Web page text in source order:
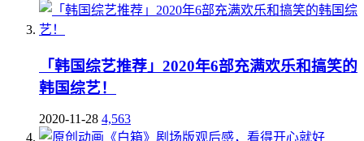
「韩国综艺推荐」2020年6部充满欢乐和搞笑的
韩国综艺！
2020-11-28 4,563